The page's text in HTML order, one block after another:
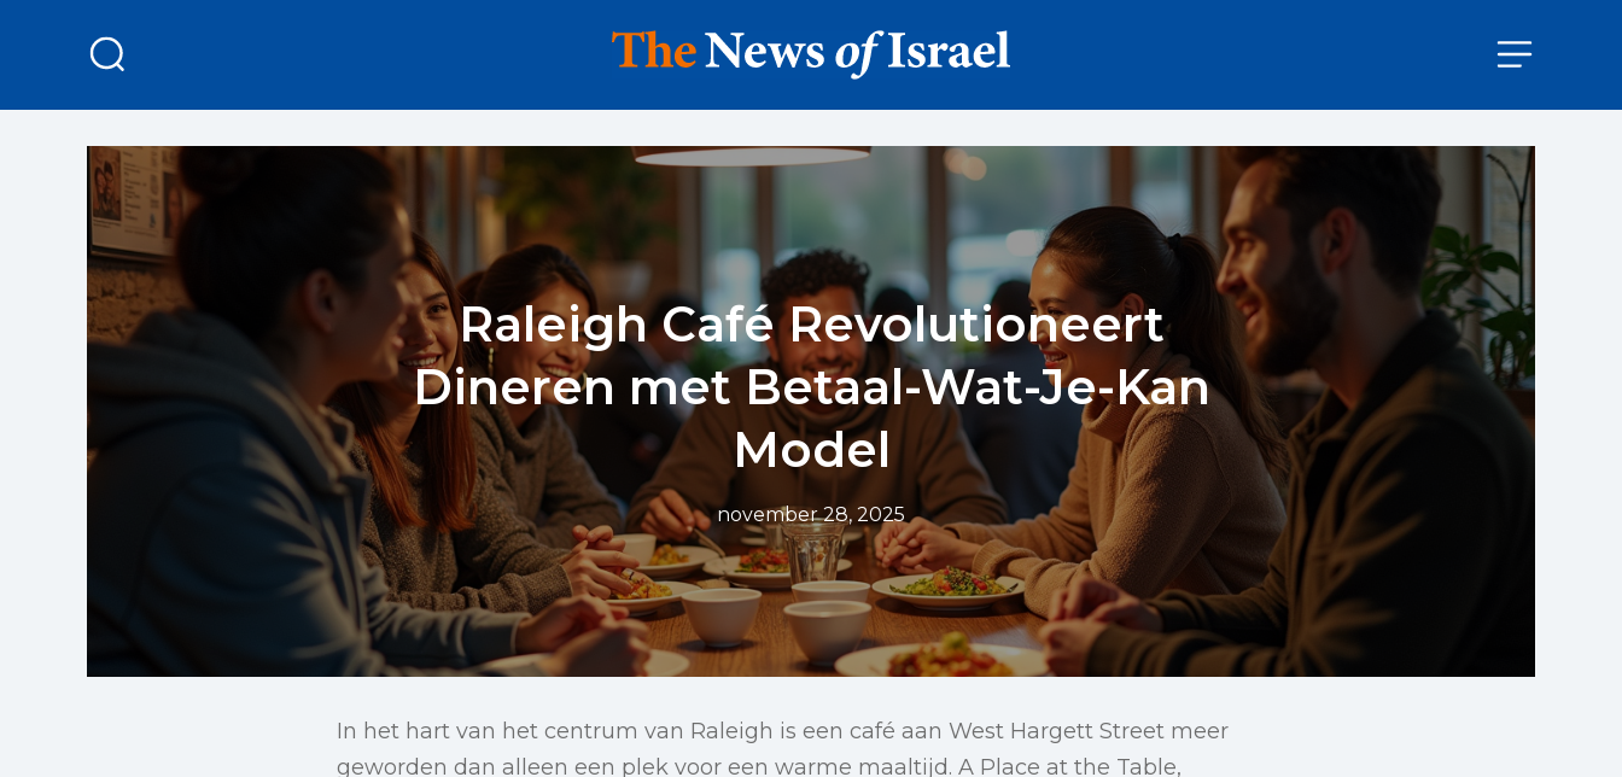
Raleigh Café Revolutioneert
Dineren met Betaal-Wat-Je-Kan
Model
november 28, 2025
In het hart van het centrum van Raleigh is een café aan West Hargett Street meer
geworden dan alleen een plek voor een warme maaltijd. A Place at the Table,